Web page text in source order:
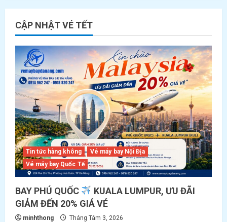
CẬP NHẬT VÉ TẾT
Tin tức hàng không
Vé máy bay Nội Địa
Vé máy bay Quốc Tế
BAY PHÚ QUỐC
KUALA LUMPUR, ƯU ĐÃI
GIẢM ĐẾN 20% GIÁ VÉ
minhthong Tháng Tám 3, 2026